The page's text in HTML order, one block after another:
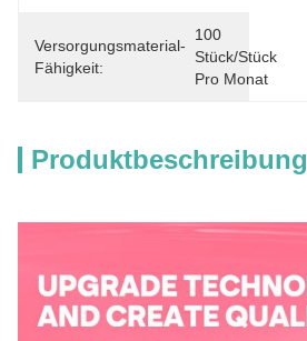
Versorgungsmaterial-
Fähigkeit:
100
Stück/Stück
Pro Monat
Produktbeschreibung